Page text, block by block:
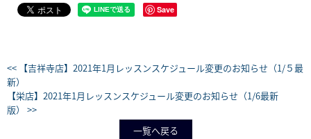
Save
<< 【吉祥寺店】2021年1月レッスンスケジュール変更のお知らせ（1/５最
新）
【栄店】2021年1月レッスンスケジュール変更のお知らせ（1/6最新
版） >>
一覧へ戻る